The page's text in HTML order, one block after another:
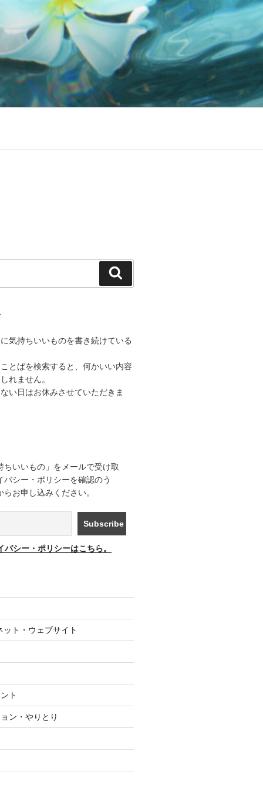
索
気持ちいいものを書き続けている
とばを検索すると、何かいい内容
れません。
い日はお休みさせていただきま
いいもの」をメールで受け取
バシー・ポリシーを確認のう
お申し込みください。
バシー・ポリシーはこちら。
ト・ウェブサイト
ト
ン・やりとり